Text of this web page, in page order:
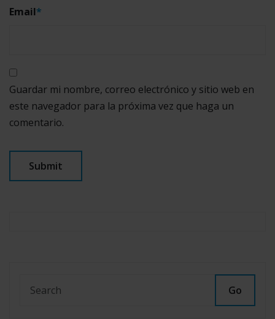
Email*
Guardar mi nombre, correo electrónico y sitio web en
este navegador para la próxima vez que haga un
comentario.
Go